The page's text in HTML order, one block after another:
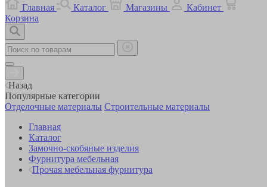
Главная
Каталог Магазины
Кабинет
Корзина
Назад
Популярные категории
Отделочные материалы Строительные материалы
Главная
Каталог
Замочно-скобяные изделия
Фурнитура мебельная
Прочая мебельная фурнитура